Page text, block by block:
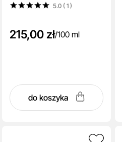
5.0 ( 1)
215,00 zł/100 ml
do koszyka